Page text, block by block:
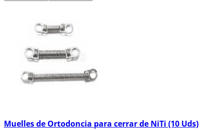
Muelles de Ortodoncia para cerrar de NiTi (10 Uds)